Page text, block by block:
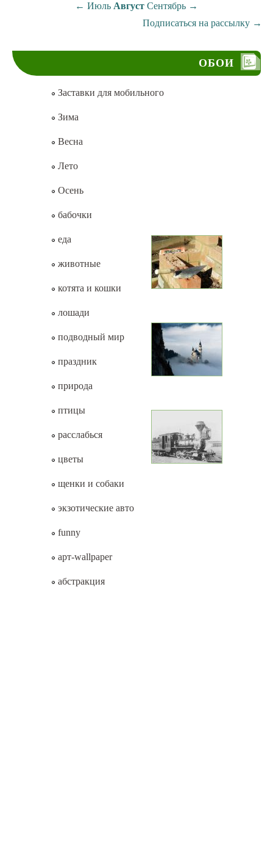
← Июль Август Сентябрь →
Подписаться на рассылку →
ОБОИ
Заставки для мобильного
Зима
Весна
Лето
Осень
бабочки
еда
животные
котята и кошки
лошади
подводный мир
праздник
природа
птицы
расслабься
цветы
щенки и собаки
экзотические авто
funny
арт-wallpaper
абстракция